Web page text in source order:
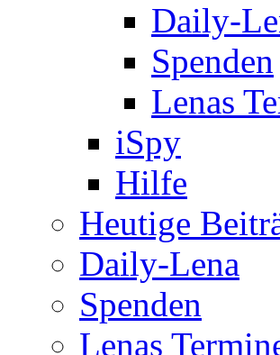
Daily-
Spenden
Lenas
iSpy
Hilfe
Heutige
Daily-Lena
Spenden
Lenas